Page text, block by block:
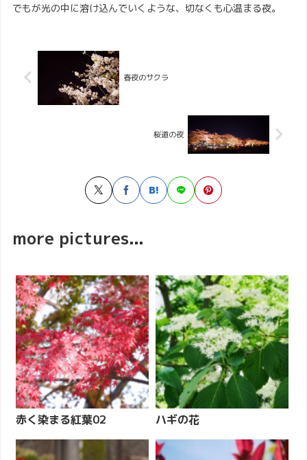
でもが光の中に溶け込んでいくような、切なくも心温まる夜。
春夜のサクラ
桜道の夜
more pictures...
赤く染まる紅葉02 ハギの花